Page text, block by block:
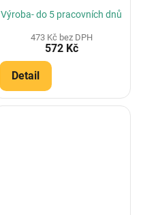
(Konfigurátor)
Výroba- do 5 pracovních dnů
473 Kč bez DPH
572 Kč
Detail